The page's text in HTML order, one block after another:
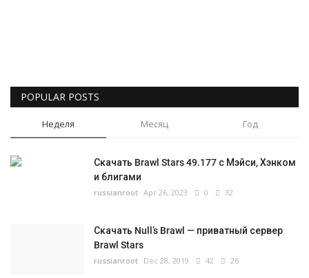
POPULAR POSTS
Неделя Месяц Год
Скачать Brawl Stars 49.177 с Мэйси, Хэнком
и блигами
russianroot Apr 26, 2023 0 32
Скачать Null’s Brawl — приватный сервер
Brawl Stars
russianroot Dec 28, 2019 42 26